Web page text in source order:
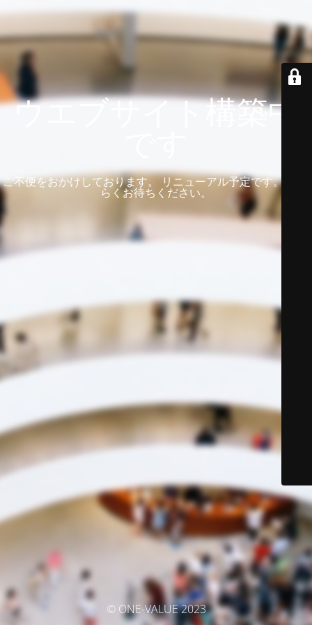
ウエブサイト構築中
ご不便をおかけしております。 リニューアル予定です。 しば
らくお待ちください。
© ONE-VALUE 2023